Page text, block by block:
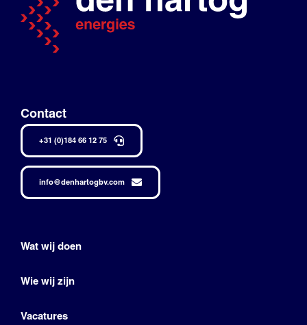
Contact
+31 (0)184 66 12 75
info@denhartogbv.com
Wat wij doen
Wie wij zijn
Vacatures